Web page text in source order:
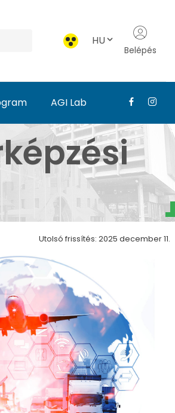
HU
Belépés
AGI Lab
és
Utolsó frissítés: 2025 december 11.